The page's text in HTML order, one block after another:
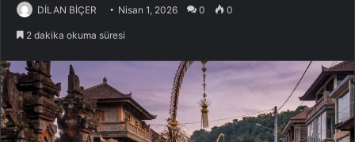
DİLAN BİÇER Nisan 1, 2026 0 0
2 dakika okuma süresi